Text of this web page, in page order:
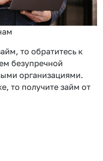
то обратитесь к
безупречной
организациями.
то получите займ от